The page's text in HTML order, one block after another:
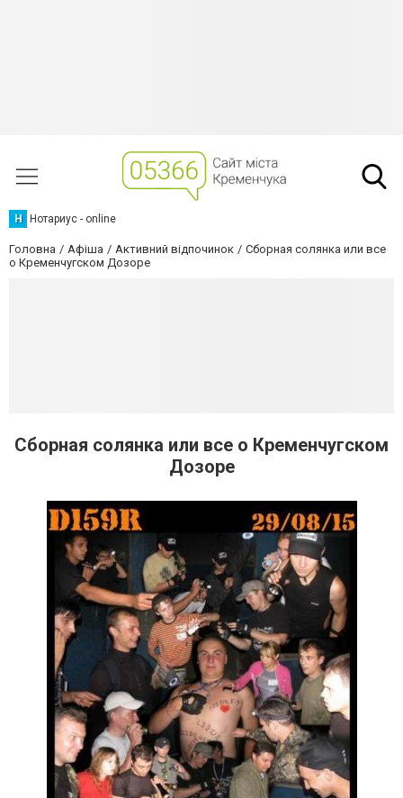
Н Нотариус - online
Головна Афіша Активний відпочинок
Сборная солянка или все
о Кременчугском Дозоре
Сборная солянка или все о Кременчугском
Дозоре